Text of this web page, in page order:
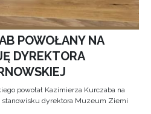
POWOŁANY NA
DYREKTORA
powołał Kazimierza Kurczaba na
stanowisku dyrektora Muzeum Ziemi